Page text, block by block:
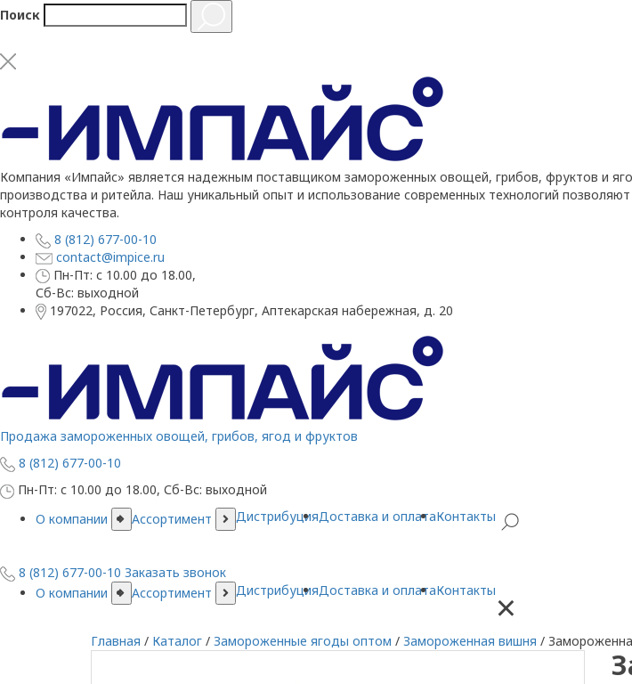
Поиск
Компания «Импайс» является надежным поставщиком замороженных овощей, грибов, фруктов и
производства и ритейла. Наш уникальный опыт и использование современных технологий
контроля качества.
8 (812) 677-00-10
contact@impice.ru
Пн-Пт: с 10.00 до 18.00,
Сб-Вс: выходной
197022, Россия, Санкт-Петербург, Аптекарская набережная, д. 20
Продажа замороженных овощей, грибов, ягод и фруктов
8 (812) 677-00-10
Пн-Пт: с 10.00 до 18.00, Сб-Вс: выходной
О компании
Ассортимент ДистрибуцияДоставка и оплатаКонтакты
8 (812) 677-00-10 Заказать звонок
О компании
Ассортимент ДистрибуцияДоставка и оплатаКонтакты×
Главная / Каталог / Замороженные ягоды оптом / Замороженная вишня /